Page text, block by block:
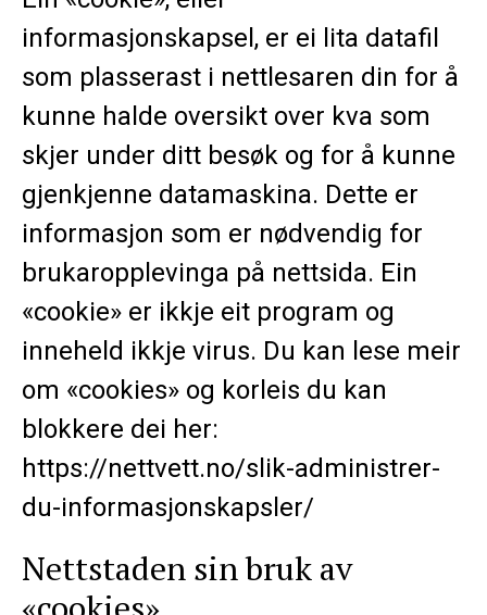
informasjonskapsel, er ei lita datafil
som plasserast i nettlesaren din for å
kunne halde oversikt over kva som
skjer under ditt besøk og for å kunne
gjenkjenne datamaskina. Dette er
informasjon som er nødvendig for
brukaropplevinga på nettsida. Ein
«cookie» er ikkje eit program og
inneheld ikkje virus. Du kan lese meir
om «cookies» og korleis du kan
blokkere dei her:
https://nettvett.no/slik-administrer-
du-informasjonskapsler/
Nettstaden sin bruk av